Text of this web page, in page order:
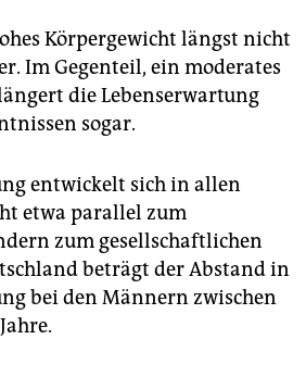
Körpergewicht längst nicht
Im Gegenteil, ein moderates
die Lebenserwartung
sogar.
entwickelt sich in allen
etwa parallel zum
zum gesellschaftlichen
beträgt der Abstand in
bei den Männern zwischen